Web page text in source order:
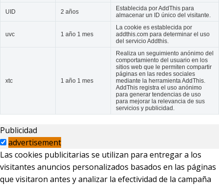
UID 2 años
Establecida por AddThis para
almacenar un ID único del visitante.
uvc 1 año 1 mes
La cookie es establecida por
addthis.com para determinar el uso
del servicio Addthis.
xtc 1 año 1 mes
Realiza un seguimiento anónimo del
comportamiento del usuario en los
sitios web que le permiten compartir
páginas en las redes sociales
mediante la herramienta AddThis.
AddThis registra el uso anónimo
para generar tendencias de uso
para mejorar la relevancia de sus
servicios y publicidad.
Publicidad
advertisement
Las cookies publicitarias se utilizan para entregar a los
visitantes anuncios personalizados basados en las páginas
que visitaron antes y analizar la efectividad de la campaña